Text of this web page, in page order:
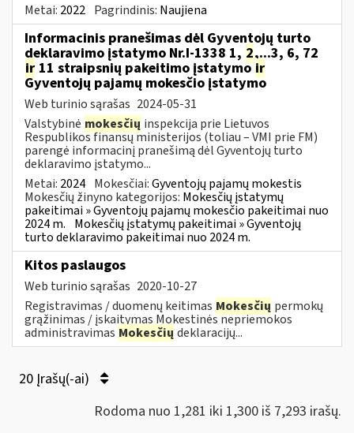
Metai: 2022 Pagrindinis: Naujiena
Informacinis pranešimas dėl Gyventojų turto
deklaravimo įstatymo Nr.I-1338 1, 2,...3, 6, 72
ir 11 straipsnių pakeitimo įstatymoir
Gyventojų pajamų mokesčio įstatymo
Web turinio sąrašas 2024-05-31
Valstybinė mokesčių inspekcija prie Lietuvos
Respublikos finansų ministerijos (toliau – VMI prie FM)
parengė informacinį pranešimą dėl Gyventojų turto
deklaravimo įstatymo...
Metai: 2024 Mokesčiai:Gyventojų pajamų mokestis
Mokesčių žinyno kategorijos: Mokesčių įstatymų
pakeitimai » Gyventojų pajamų mokesčio pakeitimai nuo
2024 m. Mokesčių įstatymų pakeitimai » Gyventojų
turto deklaravimo pakeitimai nuo 2024 m.
Kitos paslaugos
Web turinio sąrašas 2020-10-27
Registravimas / duomenų keitimas Mokesčių permokų
grąžinimas / įskaitymas Mokestinės nepriemokos
administravimas Mokesčių deklaracijų...
20 Įrašų(-ai)
Rodoma nuo 1,281 iki 1,300 iš 7,293 irašų.